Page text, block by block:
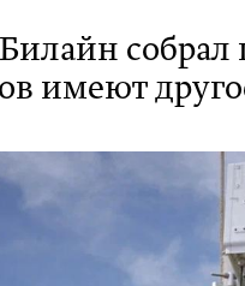
имеют